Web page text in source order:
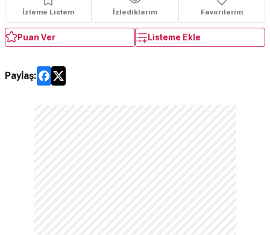
İzleme Listem İzlediklerim Favorilerim
Puan Ver Listeme Ekle
Paylaş: